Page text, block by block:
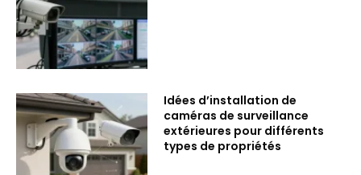
Idées d’installation de
caméras de surveillance
extérieures pour différents
types de propriétés